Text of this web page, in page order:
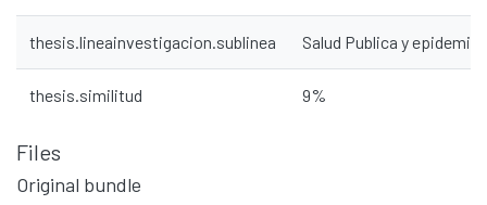
thesis.lineainvestigacion.sublinea Salud Publica y
thesis.similitud 9%
Files
Original bundle